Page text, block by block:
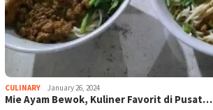
CULINARY January 26, 2024
Mie Ayam Bewok, Kuliner Favorit di Pusat…